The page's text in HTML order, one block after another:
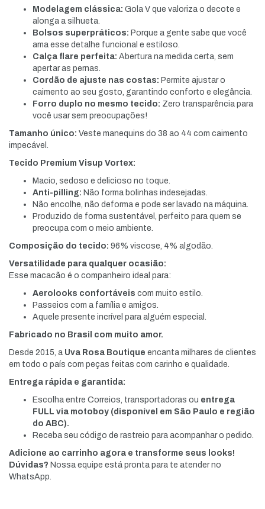
Modelagem clássica: Gola V que valoriza o decote e
alonga a silhueta.
Bolsos superpráticos: Porque a gente sabe que você
ama esse detalhe funcional e estiloso.
Calça flare perfeita: Abertura na medida certa, sem
apertar as pernas.
Cordão de ajuste nas costas: Permite ajustar o
caimento ao seu gosto, garantindo conforto e elegância.
Forro duplo no mesmo tecido: Zero transparência para
você usar sem preocupações!
Tamanho único: Veste manequins do 38 ao 44 com caimento
impecável.
Tecido Premium Visup Vortex:
Macio, sedoso e delicioso no toque.
Anti-pilling: Não forma bolinhas indesejadas.
Não encolhe, não deforma e pode ser lavado na máquina.
Produzido de forma sustentável, perfeito para quem se
preocupa com o meio ambiente.
Composição do tecido: 96% viscose, 4% algodão.
Versatilidade para qualquer ocasião:
Esse macacão é o companheiro ideal para:
Aerolooks confortáveis com muito estilo.
Passeios com a família e amigos.
Aquele presente incrível para alguém especial.
Fabricado no Brasil com muito amor.
Desde 2015, a Uva Rosa Boutique encanta milhares de clientes
em todo o país com peças feitas com carinho e qualidade.
Entrega rápida e garantida:
Escolha entre Correios, transportadoras ou entrega
FULL via motoboy (disponível em São Paulo e região
do ABC).
Receba seu código de rastreio para acompanhar o pedido.
Adicione ao carrinho agora e transforme seus looks!
Dúvidas? Nossa equipe está pronta para te atender no
WhatsApp.